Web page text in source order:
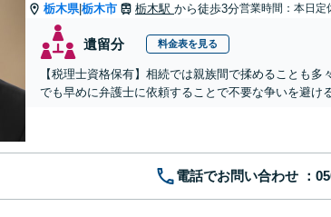
栃木県|栃木市 栃木駅 から徒歩3分営業時間：本日定
遺留分 料金表を見る
【税理士資格保有】相続では親族間で揉めることも
でも早めに弁護士に依頼することで不要な争いを避け
電話でお問い合わせ